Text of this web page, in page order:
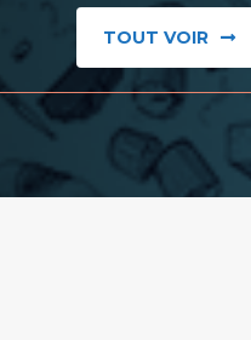
TOUT VOIR